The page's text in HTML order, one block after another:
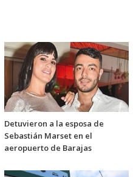
Detuvieron a la esposa de
Sebastián Marset en el
aeropuerto de Barajas